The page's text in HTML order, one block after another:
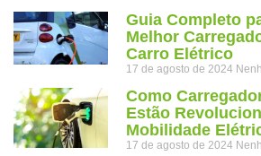
Guia Completo
Melhor
Carro Elétrico
17 de agosto de 2024
Como
Estão
Mobilidade
17 de agosto de 2024